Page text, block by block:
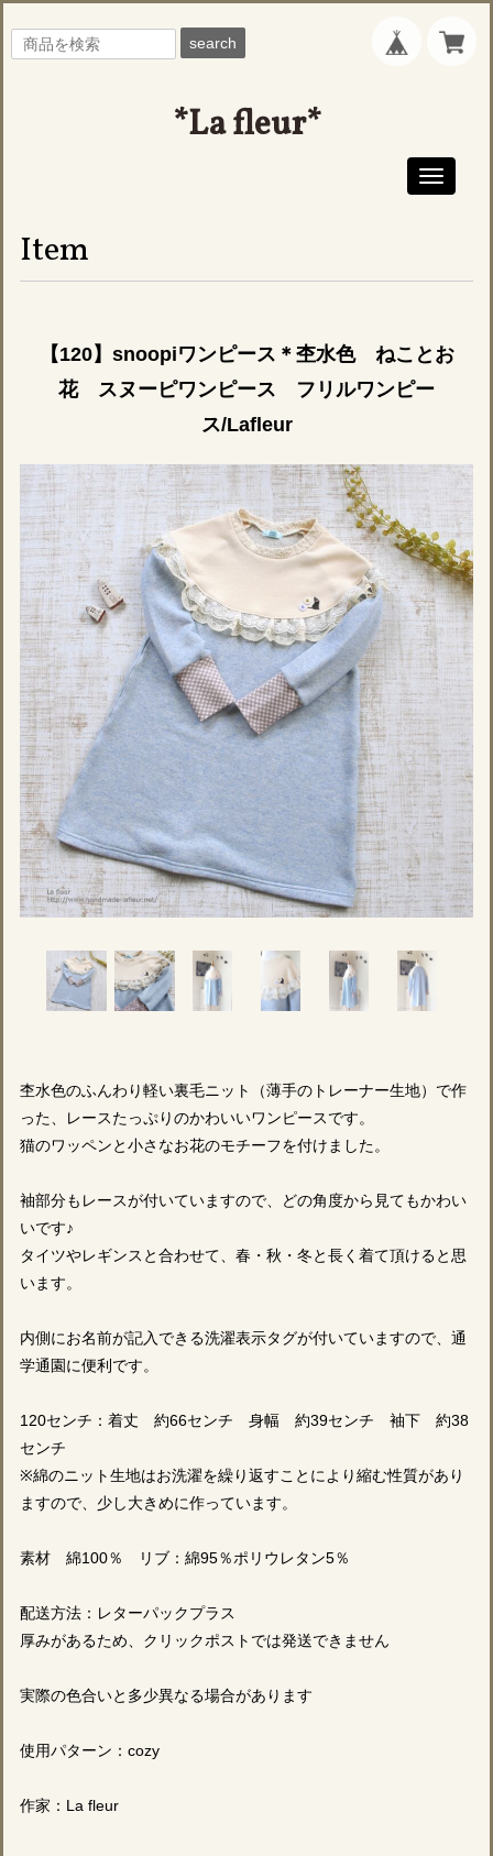
search
*La fleur*
Toggle
Item
【120】snoopiワンピース＊杢水色 ねことお
花 スヌーピワンピース フリルワンピー
ス/Lafleur
杢水色のふんわり軽い裏毛ニット（薄手のトレーナー生地）で作
った、レースたっぷりのかわいいワンピースです。
猫のワッペンと小さなお花のモチーフを付けました。
袖部分もレースが付いていますので、どの角度から見てもかわい
いです♪
タイツやレギンスと合わせて、春・秋・冬と長く着て頂けると思
います。
内側にお名前が記入できる洗濯表示タグが付いていますので、通
学通園に便利です。
120センチ：着丈 約66センチ 身幅 約39センチ 袖下 約38
センチ
※綿のニット生地はお洗濯を繰り返すことにより縮む性質があり
ますので、少し大きめに作っています。
素材 綿100％ リブ：綿95％ポリウレタン5％
配送方法：レターパックプラス
厚みがあるため、クリックポストでは発送できません
実際の色合いと多少異なる場合があります
使用パターン：cozy
作家：La fleur